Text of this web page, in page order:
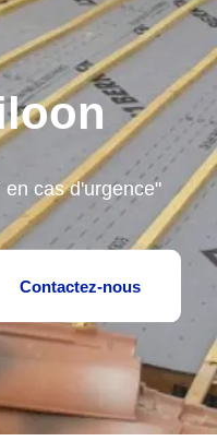
cas d'urgence"
Contactez-nous